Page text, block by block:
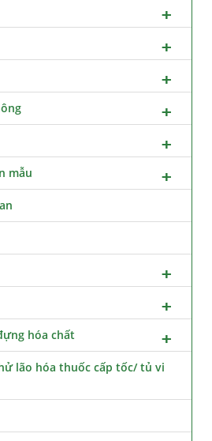
mẫu
hóa chất
lão hóa thuốc cấp tốc/ tủ vi